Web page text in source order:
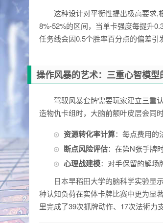
这种设计对平衡性提出极高要求,
8%-52%的区间，当单卡强度每提升
任务线会因0.5个胜率百分点的偏差引
操作风暴的艺术：三重心智模型
驾驭风暴套牌需要玩家建立三重认
造物仇卡组时，大脑前额叶皮层会同
资源转化率计算：每点费用的
断点风险评估：在第N张手牌
心理战建模：对手保留的解场
日本早稻田大学的脑科学实验显
种认知负荷在实体卡牌比赛中更为显
里完成了39次抓牌动作、17次法術力